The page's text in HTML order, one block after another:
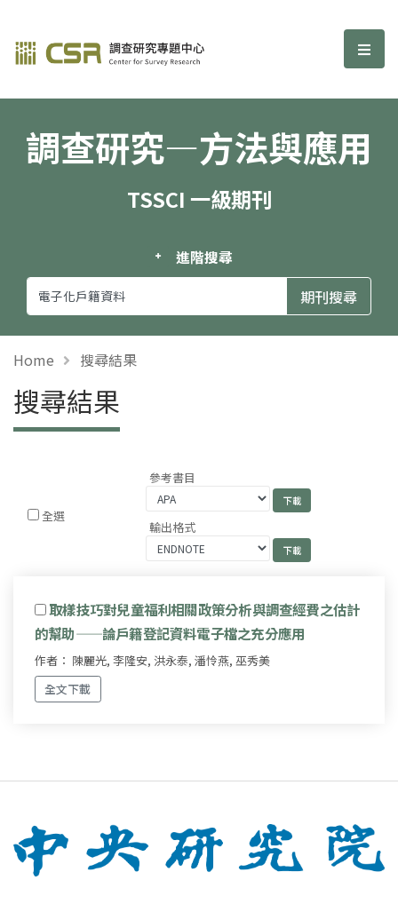
調查研究—方法與應用期刊 選
調查研究—方法與應用
TSSCI 一級期刊
進階搜尋
Home 搜尋結果
搜尋結果
全選
參考書目
輸出格式
取樣技巧對兒童福利相關政策分析與調查經費之估計
的幫助——論戶籍登記資料電子檔之充分應用
作者： 陳麗光, 李隆安, 洪永泰, 潘怜燕, 巫秀美
全文下載